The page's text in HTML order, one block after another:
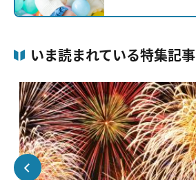
いま読まれている特集記事